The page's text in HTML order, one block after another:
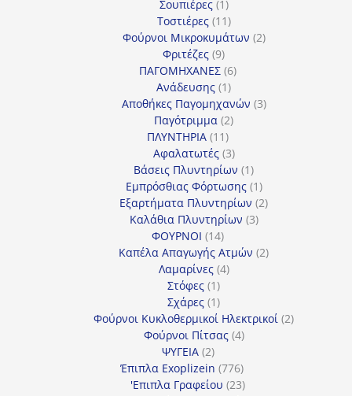
Σουπιέρες 11
προϊόν
Τοστιέρες 1111
προϊόντα
Φούρνοι Μικροκυμάτων 22
Φριτέζες 99
προϊόντα
ΠΑΓΟΜΗΧΑΝΕΣ 66
Ανάδευσης 11
προϊόν
Αποθήκες Παγομηχανών 33
Παγότριμμα 22
ΠΛΥΝΤΗΡΙΑ 1111
προϊόντα
Αφαλατωτές 33
προϊόντα
Βάσεις Πλυντηρίων 11
προϊόν
Εμπρόσθιας Φόρτωσης 11
προϊόν
Εξαρτήματα Πλυντηρίων 22
Καλάθια Πλυντηρίων 33
ΦΟΥΡΝΟΙ 1414
προϊόντα
Καπέλα Απαγωγής Ατμών 22
Λαμαρίνες 44
Στόφες 11
προϊόν
Σχάρες 11
προϊόν
Φούρνοι Κυκλοθερμικοί Ηλεκτρικοί 22
Φούρνοι Πίτσας 44
ΨΥΓΕΙΑ 22
προϊόντα
Έπιπλα Exoplizein 776776
προϊόντα
'Επιπλα Γραφείου 2323